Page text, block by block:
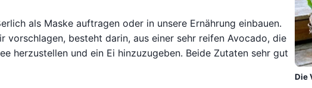
als Maske auftragen oder in unsere Ernährung einbauen.
vorschlagen, besteht darin, aus einer sehr reifen Avocado, die
herzustellen und ein Ei hinzuzugeben. Beide Zutaten sehr gut
Die